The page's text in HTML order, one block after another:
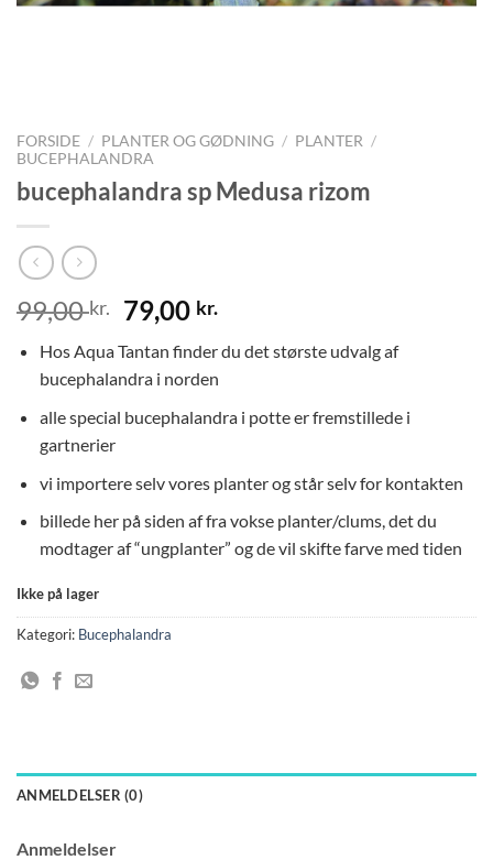
FORSIDE / PLANTER OG GØDNING / PLANTER /
BUCEPHALANDRA
bucephalandra sp Medusa rizom
99,00kr.
Den
oprindelige
pris
var:
99,00 kr..
79,00 kr.Den
pris
er:
79,00 kr..
Hos Aqua Tantan finder du det største udvalg af
bucephalandra i norden
alle special bucephalandra i potte er fremstillede i
gartnerier
vi importere selv vores planter og står selv for kontakten
billede her på siden af fra vokse planter/clums, det du
modtager af “ungplanter” og de vil skifte farve med tiden
Ikke på lager
Kategori: Bucephalandra
ANMELDELSER (0)
Anmeldelser